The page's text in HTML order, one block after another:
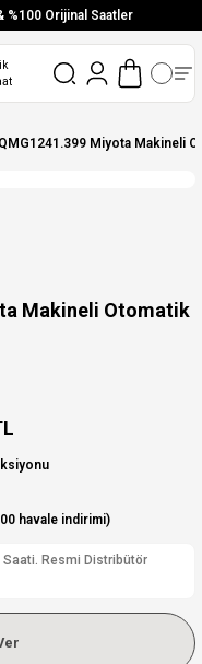
%100 Orijinal Saatler
Miyota Makineli
Makineli Otomatik
havale indirimi)
Saati. Resmi Distribütör